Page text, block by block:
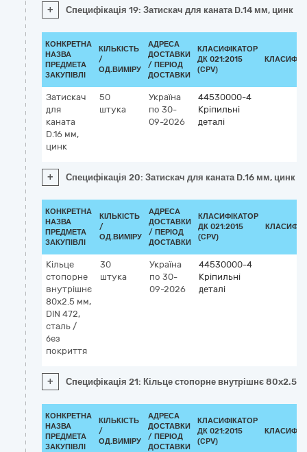
+ Специфікація 19: Затискач для каната D.14 мм, цинк
КОНКРЕТНА
НАЗВА
ПРЕДМЕТА
ЗАКУПІВЛІ
КІЛЬКІСТЬ
/
ОД.ВИМІРУ
АДРЕСА
ДОСТАВКИ
/ ПЕРІОД
ДОСТАВКИ
КЛАСИФІКАТОР
ДК 021:2015
(CPV)
Затискач
для
каната
D.16 мм,
цинк
50
штука
Україна
по 30-
09-2026
44530000-4
Кріпильні
деталі
+ Специфікація 20: Затискач для каната D.16 мм, цинк
КОНКРЕТНА
НАЗВА
ПРЕДМЕТА
ЗАКУПІВЛІ
КІЛЬКІСТЬ
/
ОД.ВИМІРУ
АДРЕСА
ДОСТАВКИ
/ ПЕРІОД
ДОСТАВКИ
КЛАСИФІКАТОР
ДК 021:2015
(CPV)
Кільце
стопорне
внутрішнє
80x2.5 мм,
DIN 472,
сталь /
без
покриття
30
штука
Україна
по 30-
09-2026
44530000-4
Кріпильні
деталі
+ Специфікація 21: Кільце стопорне внутрішнє 80x2.5
КОНКРЕТНА
НАЗВА
ПРЕДМЕТА
ЗАКУПІВЛІ
КІЛЬКІСТЬ
/
ОД.ВИМІРУ
АДРЕСА
ДОСТАВКИ
/ ПЕРІОД
ДОСТАВКИ
КЛАСИФІКАТОР
ДК 021:2015
(CPV)